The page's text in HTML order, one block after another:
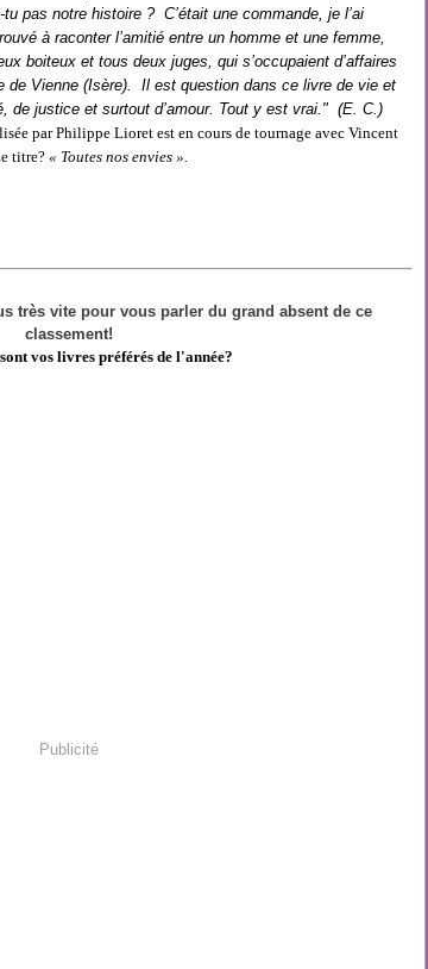
pas notre histoire ? C’était une commande, je l’ai
à raconter l’amitié entre un homme et une femme,
boiteux et tous deux juges, qui s’occupaient d’affaires
de Vienne (Isère). Il est question dans ce livre de vie et
de justice et surtout d’amour. Tout y est vrai." (E. C.)
par Philippe Lioret est en cours de tournage avec Vincent
titre?« Toutes nos envies ».
très vite pour vous parler du grand absent de ce
classement!
vos livres préférés de l'année?
Publicité